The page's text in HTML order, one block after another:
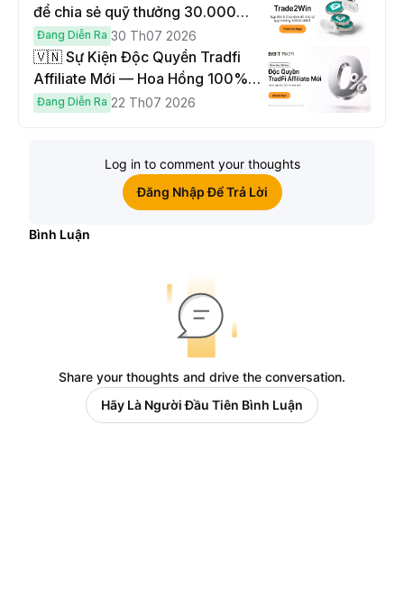
để chia sẻ quỹ thưởng 30.000
USDT
Đang Diễn Ra 30 Th07 2026
🇻🇳 Sự Kiện Độc Quyền Tradfi
Affiliate Mới — Hoa Hồng 100% &
Hoàn Phí Qua Đêm
Đang Diễn Ra 22 Th07 2026
Log in to comment your thoughts
Đăng Nhập Để Trả Lời
Bình Luận
Share your thoughts and drive the conversation.
Hãy Là Người Đầu Tiên Bình Luận